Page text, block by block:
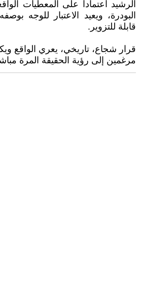
الرشيد اعتمادا على المعطيات
البودرة، ويعيد الاعتبار للوجه
قابلة للتزوير.
قرار شجاع، تاريخي، يعري الواقع
مرغمين إلى رؤية الحقيقة المرة